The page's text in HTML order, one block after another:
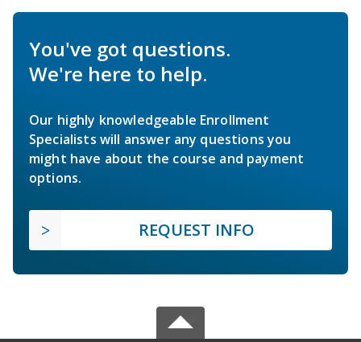
You've got questions.
We're here to help.
Our highly knowledgeable Enrollment
Specialists will answer any questions you
might have about the course and payment
options.
REQUEST INFO